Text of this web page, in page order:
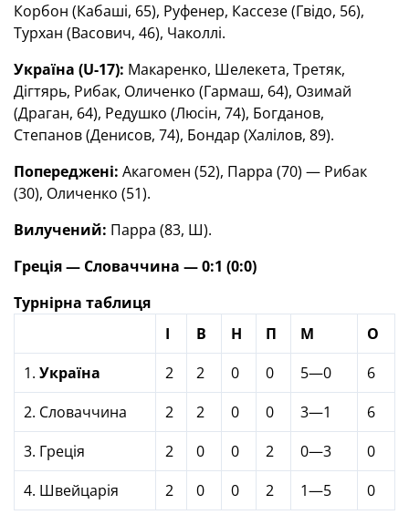
Корбон (Кабаші, 65), Руфенер, Кассезе (Гвідо, 56),
Турхан (Васович, 46), Чаколлі.
Україна (U-17): Макаренко, Шелекета, Третяк,
Дігтярь, Рибак, Оличенко (Гармаш, 64), Озимай
(Драган, 64), Редушко (Люсін, 74), Богданов,
Степанов (Денисов, 74), Бондар (Халілов, 89).
Попереджені: Акагомен (52), Парра (70) — Рибак
(30), Оличенко (51).
Вилучений: Парра (83, Ш).
Греція — Словаччина — 0:1 (0:0)
Турнірна таблиця
І
В Н П М
О
1. Україна 2 2 0 0 5—0
6
2. Словаччина
2 2 0 0 3—1
6
3. Греція
2 0 0 2 0—3
0
4. Швейцарія
2 0 0 2 1—5 0